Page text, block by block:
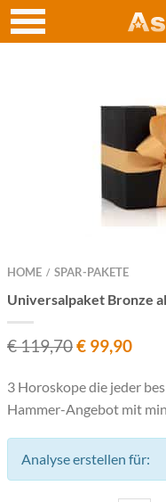
HOME / SPAR-PAKETE
Universalpaket Bronze
€119,70€ 99,90
3 Horoskope die jeder
Hammer-Angebot mit
Analyse erstellen für: